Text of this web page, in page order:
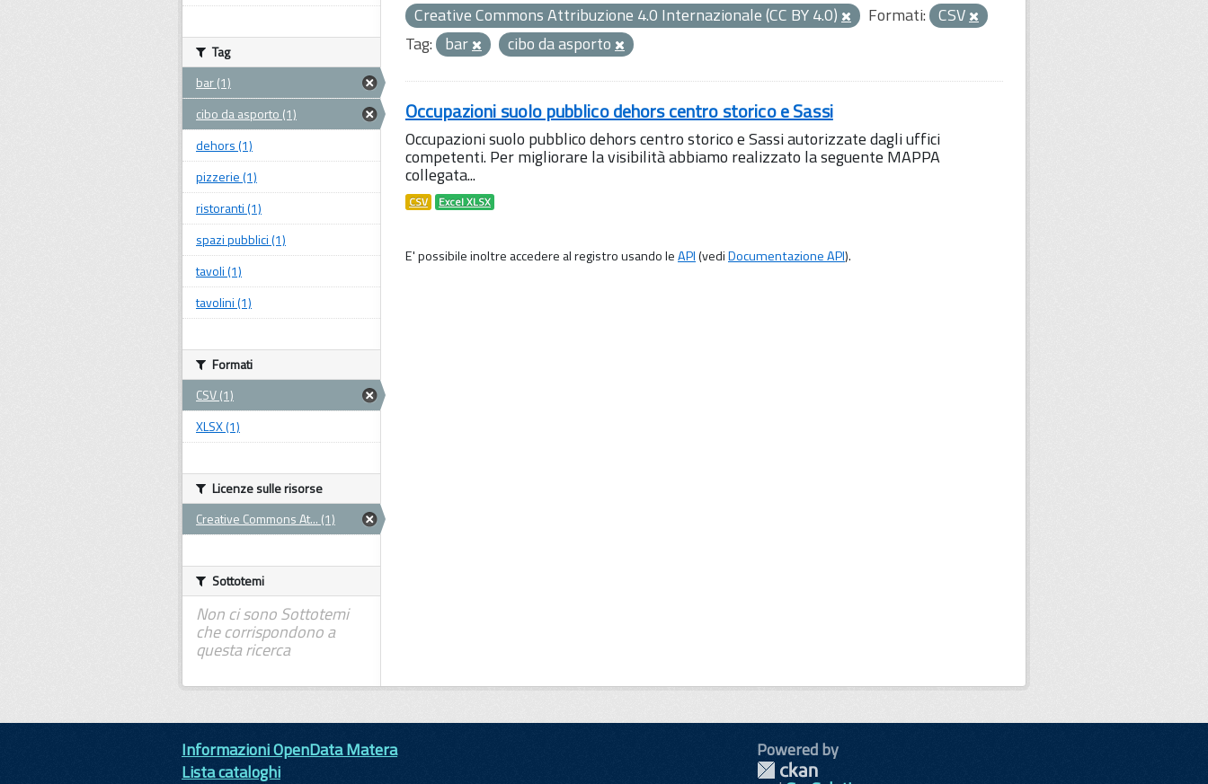
Creative Commons Attribuzione 4.0 Internazionale (CC BY 4.0)
Formati: CSV
Tag: bar cibo da asporto
Occupazioni suolo pubblico dehors centro storico e Sassi
Occupazioni suolo pubblico dehors centro storico e Sassi autorizzate dagli uffici
competenti. Per migliorare la visibilità abbiamo realizzato la seguente MAPPA
collegata...
CSV Excel XLSX
E' possibile inoltre accedere al registro usando leAPI(vediDocumentazione API).
Tag
bar (1)
cibo da asporto (1)
dehors (1)
pizzerie (1)
ristoranti (1)
spazi pubblici (1)
tavoli (1)
tavolini (1)
Formati
CSV (1)
XLSX (1)
Licenze sulle risorse
Creative Commons At... (1)
Sottotemi
Non ci sono Sottotemi
che corrispondono a
questa ricerca
Informazioni OpenData Matera
Lista cataloghi
Powered by